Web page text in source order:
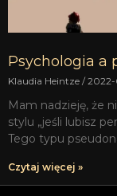
Psychologia a
Klaudia Heintze 2022-
Mam nadzieję, że
stylu „jeśli lubisz
Tego typu
Czytaj więcej »